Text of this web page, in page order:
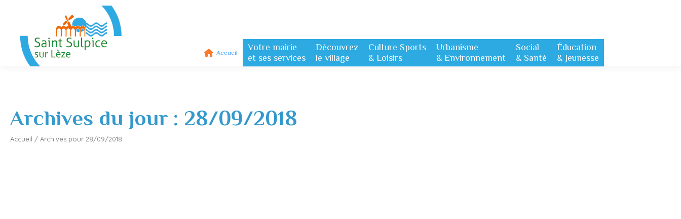
Accueil
Votre mairie
et ses services
Découvrez
le village
Culture Sports
& Loisirs
Urbanisme
& Environnement
Social
& Santé
Éducation
& Jeunesse
Archives du jour : 28/09/2018
Accueil / Archives pour 28/09/2018